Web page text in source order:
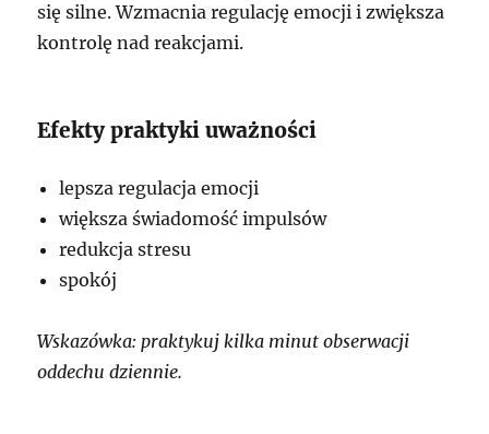
się silne. Wzmacnia regulację emocji i zwiększa
kontrolę nad reakcjami.
Efekty praktyki uważności
lepsza regulacja emocji
większa świadomość impulsów
redukcja stresu
spokój
Wskazówka: praktykuj kilka minut obserwacji
oddechu dziennie.